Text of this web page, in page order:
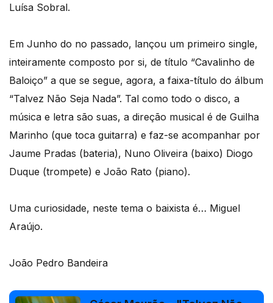
Luísa Sobral.
Em Junho do no passado, lançou um primeiro single,
inteiramente composto por si, de título “Cavalinho de
Baloiço” a que se segue, agora, a faixa-título do álbum
“Talvez Não Seja Nada”. Tal como todo o disco, a
música e letra são suas, a direção musical é de Guilha
Marinho (que toca guitarra) e faz-se acompanhar por
Jaume Pradas (bateria), Nuno Oliveira (baixo) Diogo
Duque (trompete) e João Rato (piano).
Uma curiosidade, neste tema o baixista é… Miguel
Araújo.
João Pedro Bandeira